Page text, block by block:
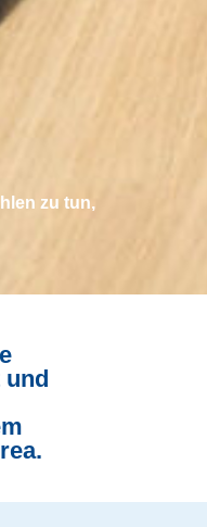
zu tun,
und